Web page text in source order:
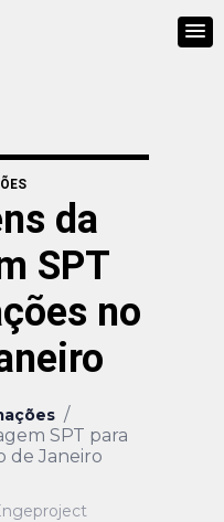
da
SPT
no
/
SPT para
de Janeiro